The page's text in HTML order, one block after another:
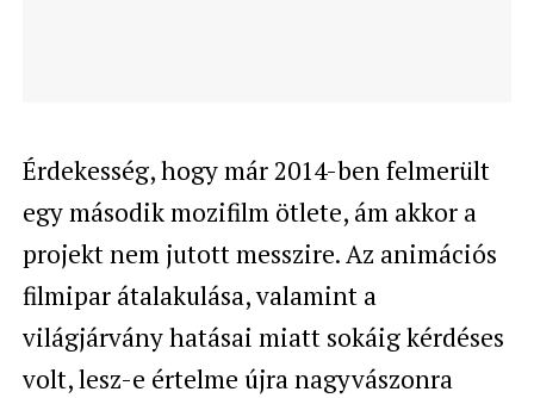
Érdekesség, hogy már 2014-ben felmerült
egy második mozifilm ötlete, ám akkor a
projekt nem jutott messzire. Az animációs
filmipar átalakulása, valamint a
világjárvány hatásai miatt sokáig kérdéses
volt, lesz-e értelme újra nagyvászonra